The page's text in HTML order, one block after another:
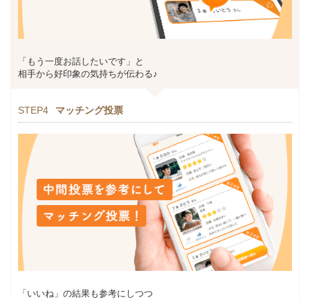
「もう一度お話したいです」と
相手から好印象の気持ちが伝わる♪
STEP4 マッチング投票
「いいね」の結果も参考にしつつ